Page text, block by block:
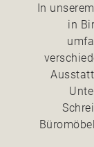
In
in